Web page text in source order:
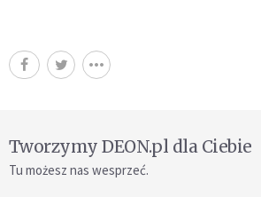
Tworzymy DEON.pl dla Ciebie
Tu możesz nas wesprzeć.